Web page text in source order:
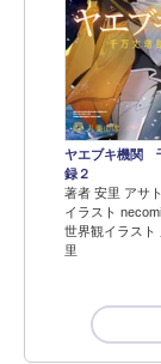
ヤエブキ機関
録２
著者 安里 アサト
イラスト necomi
世界観イラス
里